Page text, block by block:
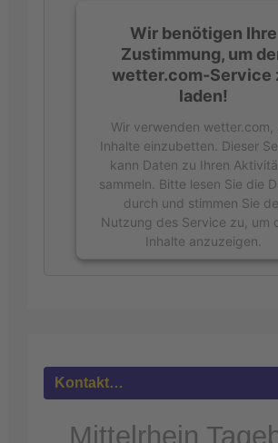
Wir benötigen Ihre
Zustimmung, um
wetter.com-Service
laden!
Wir verwenden wetter.com,
Inhalte einzubetten. Dieser
kann Daten zu Ihren
sammeln. Bitte lesen Sie die
durch und stimmen Sie
Nutzung des Service zu, um
Inhalte anzuzeigen.
powered byUsercentrics
Management Platform
Kontakt…
Mittelrhein